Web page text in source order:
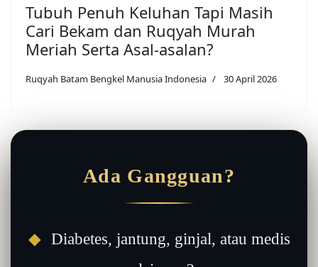
Tubuh Penuh Keluhan Tapi Masih
Cari Bekam dan Ruqyah Murah
Meriah Serta Asal-asalan?
Ruqyah Batam Bengkel Manusia Indonesia 30 April 2026
Ada Gangguan?
◆ Diabetes, jantung, ginjal, atau medis